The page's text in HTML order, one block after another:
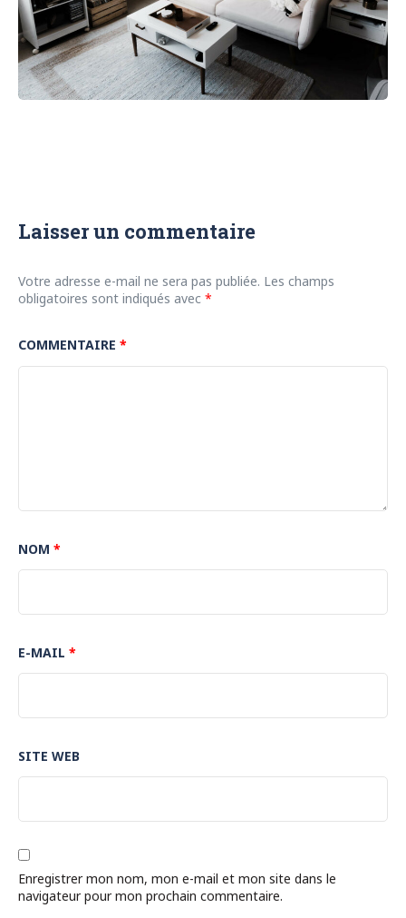
Laisser un commentaire
Votre adresse e-mail ne sera pas publiée. Les champs
obligatoires sont indiqués avec *
COMMENTAIRE *
NOM *
E-MAIL *
SITE WEB
Enregistrer mon nom, mon e-mail et mon site dans le
navigateur pour mon prochain commentaire.